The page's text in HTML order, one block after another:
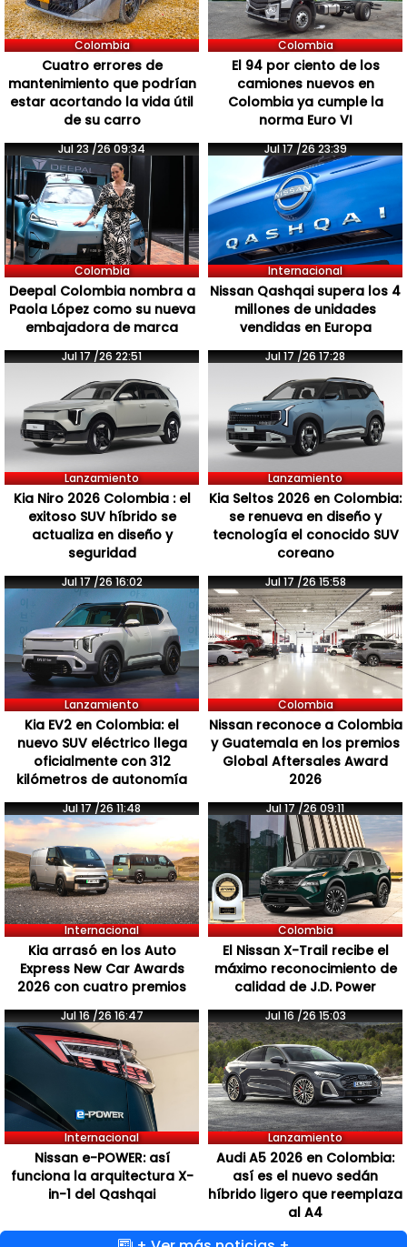
Colombia
Cuatro errores de
mantenimiento que podrían
estar acortando la vida útil
de su carro
Colombia
El 94 por ciento de los
camiones nuevos en
Colombia ya cumple la
norma Euro VI
Jul 23 /26 09:34
Colombia
Deepal Colombia nombra a
Paola López como su nueva
embajadora de marca
Jul 17 /26 23:39
Internacional
Nissan Qashqai supera los 4
millones de unidades
vendidas en Europa
Jul 17 /26 22:51
Lanzamiento
Kia Niro 2026 Colombia : el
exitoso SUV híbrido se
actualiza en diseño y
seguridad
Jul 17 /26 17:28
Lanzamiento
Kia Seltos 2026 en Colombia:
se renueva en diseño y
tecnología el conocido SUV
coreano
Jul 17 /26 16:02
Lanzamiento
Kia EV2 en Colombia: el
nuevo SUV eléctrico llega
oficialmente con 312
kilómetros de autonomía
Jul 17 /26 15:58
Colombia
Nissan reconoce a Colombia
y Guatemala en los premios
Global Aftersales Award
2026
Jul 17 /26 11:48
Internacional
Kia arrasó en los Auto
Express New Car Awards
2026 con cuatro premios
Jul 17 /26 09:11
Colombia
El Nissan X-Trail recibe el
máximo reconocimiento de
calidad de J.D. Power
Jul 16 /26 16:47
Internacional
Nissan e-POWER: así
funciona la arquitectura X-
in-1 del Qashqai
Jul 16 /26 15:03
Lanzamiento
Audi A5 2026 en Colombia:
así es el nuevo sedán
híbrido ligero que reemplaza
al A4